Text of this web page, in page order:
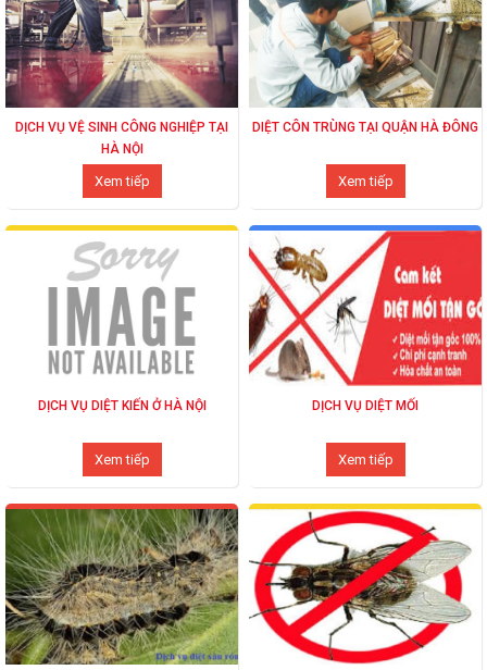
DỊCH VỤ VỆ SINH CÔNG NGHIỆP TẠI
HÀ NỘI
Xem tiếp
DIỆT CÔN TRÙNG TẠI QUẬN HÀ ĐÔNG
Xem tiếp
DỊCH VỤ DIỆT KIẾN Ở HÀ NỘI
Xem tiếp
DỊCH VỤ DIỆT MỐI
Xem tiếp